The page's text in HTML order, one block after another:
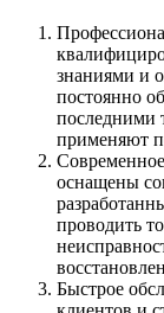
знаниями и
постоянно
последними
применяют
оснащены
проводить
Быстрое